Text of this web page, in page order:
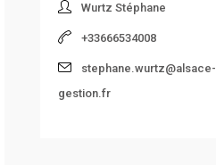
Wurtz Stéphane
+33666534008
stephane.wurtz@alsace-
gestion.fr